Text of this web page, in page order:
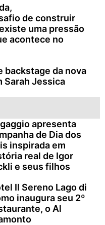
de construir
uma pressão
acontece no
backstage da nova
Sarah Jessica
apresenta
de Dia dos
inspirada em
real de Igor
e seus filhos
Il Sereno Lago di
inaugura seu 2º
o Al